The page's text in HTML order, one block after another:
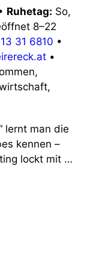
Ruhetag: So,
8–22
31 6810 •
•
lernt man die
kennen –
lockt mit …